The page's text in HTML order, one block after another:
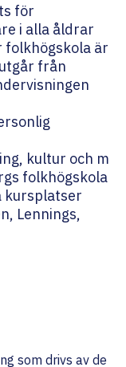
för
i alla åldrar
folkhögskola är
från
kultur och m
folkhögskola
kursplatser
Lennings,
som drivs av de